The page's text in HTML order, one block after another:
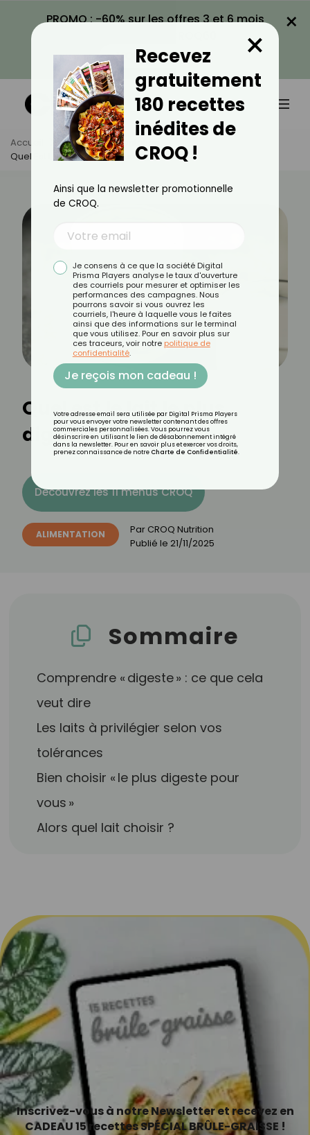
PROMO : -60% sur les offres 3 et 6 mois
VOIR LA PROMO
×
Accueil Actus
Alimentation
Quel Est Le Lait Le Plus Digeste ?
Quel est le lait le plus
digeste ?
Découvrez les 11 menus CROQ
ALIMENTATION Par CROQ Nutrition
Publié le 21/11/2025
Sommaire
Comprendre « digeste » : ce que cela
veut dire
Les laits à privilégier selon vos
tolérances
Bien choisir « le plus digeste pour
vous »
Alors quel lait choisir ?
Inscrivez-vous à notre Newsletter et recevez en
CADEAU 15 recettes SPÉCIAL BRÛLE-GRAISSE !
Recevez
gratuitement
180 recettes
inédites de
CROQ !
×
Ainsi que la newsletter promotionnelle
de CROQ.
Je consens à ce que la société Digital
Prisma Players analyse le taux d'ouverture
des courriels pour mesurer et optimiser les
performances des campagnes. Nous
pourrons savoir si vous ouvrez les
courriels, l'heure à laquelle vous le faites
ainsi que des informations sur le terminal
que vous utilisez. Pour en savoir plus sur
ces traceurs, voir notre politique de
confidentialité.
Je reçois mon cadeau !
Votre adresse email sera utilisée par Digital Prisma Players
pour vous envoyer votre newsletter contenant des offres
commerciales personnalisées. Vous pourrez vous
désinscrire en utilisant le lien de désabonnement intégré
dans la newsletter. Pour en savoir plus et exercer vos droits,
prenez connaissance de notre Charte de Confidentialité.